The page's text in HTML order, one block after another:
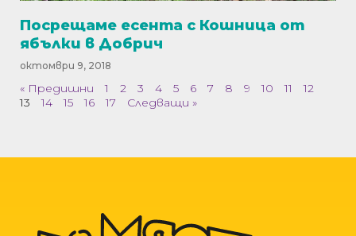
Посрещаме есента с Кошница от
ябълки в Добрич
октомври 9, 2018
« Предишни 1 2 3 4 5 6 7 8 9 10 11
12
13
14 15 16 17 Следващи »